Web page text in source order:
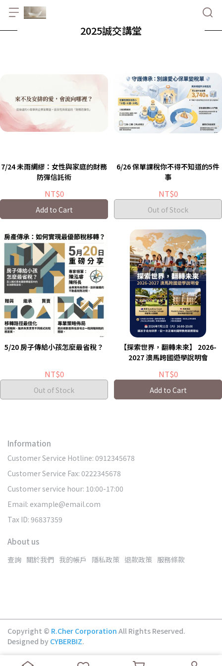
2025誠交講堂
7/24 未雨綢繆：女性與家庭的財務
防彈信託術
NT$0
Add to Cart
6/26 保單課稅你不得不知道的5件
事
NT$0
Out of Stock
5/20 房子傳給小孩怎麼最省稅？
NT$0
Out of Stock
【探索世界，翻轉未來】 2026-
2027 澳馬跨國遊學說明會
NT$0
Add to Cart
Information
Customer Service Hotline: 0912345678
Customer Service Fax: 0222345678
Customer service hour: 10:00-17:00
Email: example@email.com
Tax ID: 96837359
About us
查詢 關於我們 我的帳戶 隱私政策 退款政策 服務條款
Copyright © R.Cher Corporation All Rights Reserved.
Designed by CYBERBIZ.